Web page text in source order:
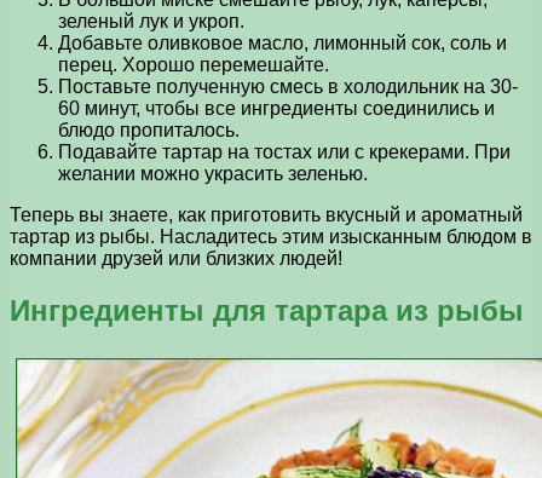
зеленый лук и укроп.
Добавьте оливковое масло, лимонный сок, соль и
перец. Хорошо перемешайте.
Поставьте полученную смесь в холодильник на 30-
60 минут, чтобы все ингредиенты соединились и
блюдо пропиталось.
Подавайте тартар на тостах или с крекерами. При
желании можно украсить зеленью.
Теперь вы знаете, как приготовить вкусный и ароматный
тартар из рыбы. Насладитесь этим изысканным блюдом в
компании друзей или близких людей!
Ингредиенты для тартара из рыбы